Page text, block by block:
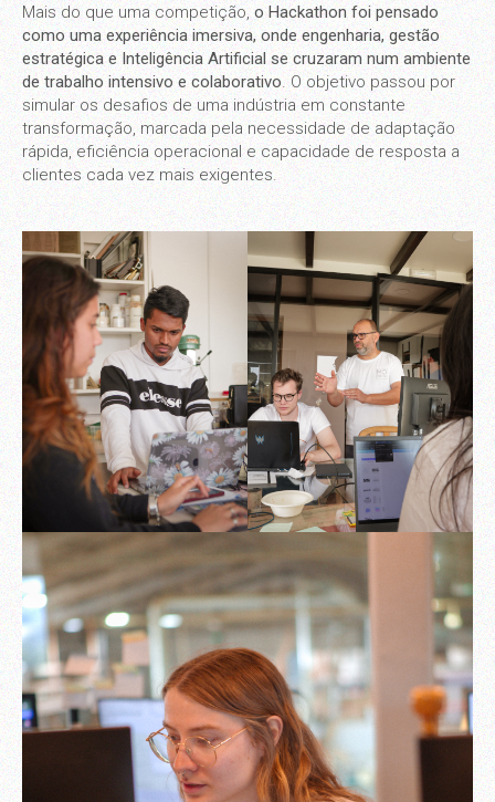
Mais do que uma competição, o Hackathon foi pensado
como uma experiência imersiva, onde engenharia, gestão
estratégica e Inteligência Artificial se cruzaram num ambiente
de trabalho intensivo e colaborativo. O objetivo passou por
simular os desafios de uma indústria em constante
transformação, marcada pela necessidade de adaptação
rápida, eficiência operacional e capacidade de resposta a
clientes cada vez mais exigentes.